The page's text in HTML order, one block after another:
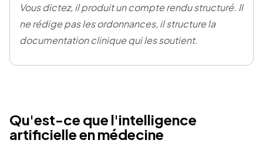
Vous dictez, il produit un compte rendu structuré. Il
ne rédige pas les ordonnances, il structure la
documentation clinique qui les soutient.
Qu'est-ce que l'intelligence
artificielle en médecine